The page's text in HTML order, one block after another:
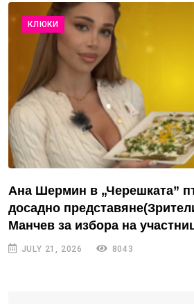
КЛЮКИ
Ана Шермин в „Черешката”
досадно
Манчев за избора на
JULY 21, 2026 8043